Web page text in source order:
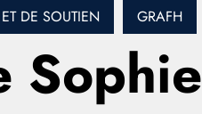
DE SOUTIEN GRAFH
Sophie